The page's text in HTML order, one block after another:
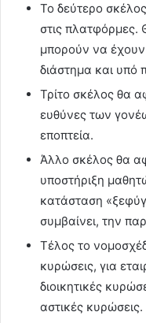
Το δεύτερο
στις πλατφόρμες.
μπορούν να
διάστημα και υπό
Τρίτο σκέλος θα
ευθύνες των
εποπτεία.
Άλλο σκέλος θα
υποστήριξη
κατάσταση
συμβαίνει, την
Τέλος το
κυρώσεις, για
διοικητικές
αστικές κυρώσεις.